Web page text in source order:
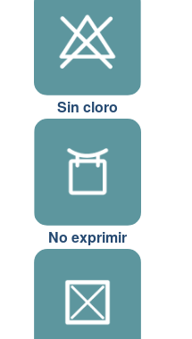
Sin cloro
No exprimir